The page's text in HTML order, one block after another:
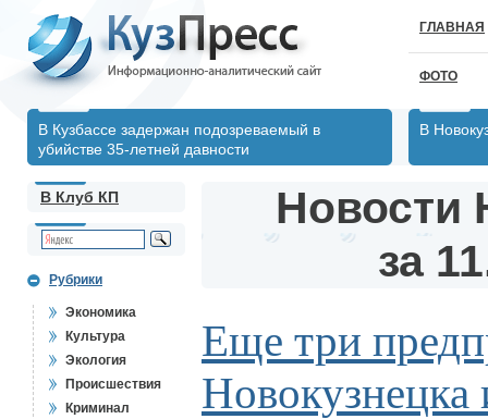
ГЛАВНАЯ
ФОТО
В Кузбассе задержан подозреваемый в
убийстве 35-летней давности
В
В Клуб КП
Рубрики
Экономика
Культура
Экология
Происшествия
Криминал
Новости
за
Еще три
Новокузнецка